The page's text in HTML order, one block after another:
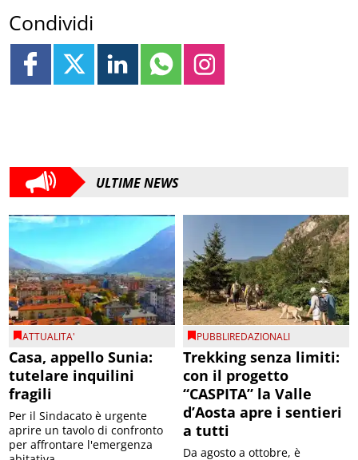
Condividi
ULTIME NEWS
ATTUALITA'
Casa, appello Sunia:
tutelare inquilini
fragili
Per il Sindacato è urgente
aprire un tavolo di confronto
per affrontare l'emergenza
PUBBLIREDAZIONALI
Trekking senza limiti:
con il progetto
“CASPITA” la Valle
d’Aosta apre i sentieri
a tutti
Da agosto a ottobre, è